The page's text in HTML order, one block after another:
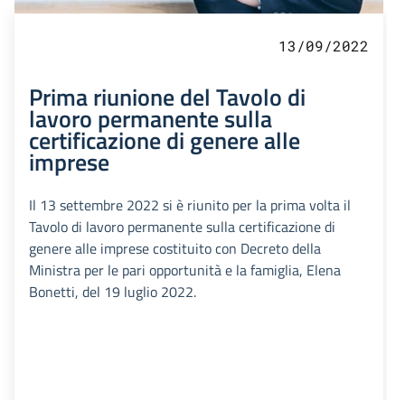
13/09/2022
Prima riunione del Tavolo di
lavoro permanente sulla
certificazione di genere alle
imprese
Il 13 settembre 2022 si è riunito per la prima volta il
Tavolo di lavoro permanente sulla certificazione di
genere alle imprese costituito con Decreto della
Ministra per le pari opportunità e la famiglia, Elena
Bonetti, del 19 luglio 2022.